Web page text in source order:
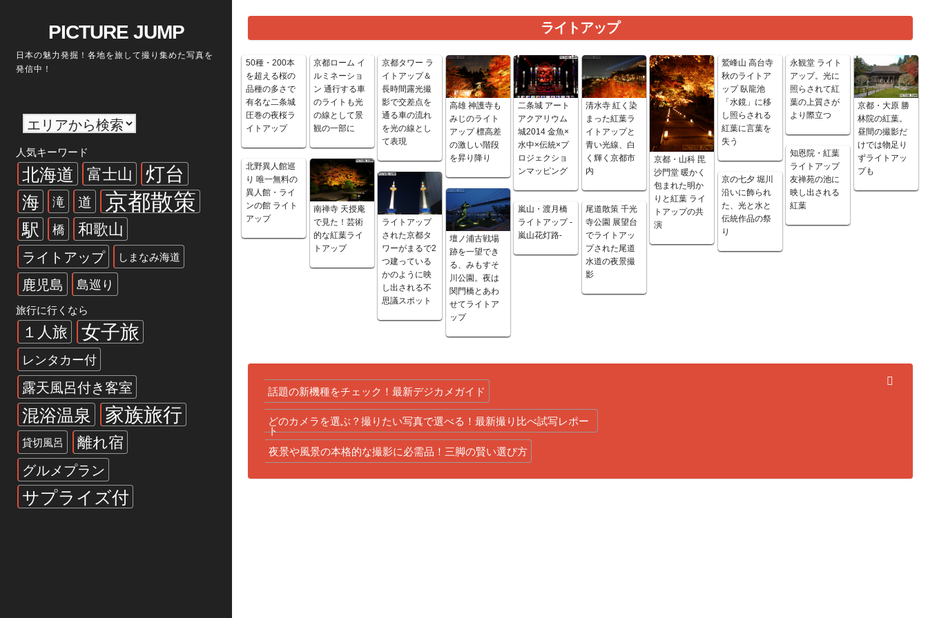
PICTURE JUMP
日本の魅力発掘！各地を旅して撮り集めた写真を
発信中！
人気キーワード
北海道 富士山 灯台
海 滝 道 京都散策
駅 橋 和歌山
ライトアップ しまなみ海道
鹿児島 島巡り
旅行に行くなら
１人旅 女子旅
レンタカー付
露天風呂付き客室
混浴温泉 家族旅行
貸切風呂 離れ宿
グルメプラン
サプライズ付
ライトアップ
50種・200本
を超える桜の
品種の多さで
有名な二条城
圧巻の夜桜ラ
イトアップ
京都ローム イ
ルミネーショ
ン 通行する車
のライトも光
の線として景
観の一部に
京都タワー ラ
イトアップ＆
長時間露光撮
影で交差点を
通る車の流れ
を光の線とし
て表現
高雄 神護寺も
みじのライト
アップ 標高差
の激しい階段
を昇り降り
二条城 アート
アクアリウム
城2014 金魚×
水中×伝統×プ
ロジェクショ
ンマッピング
清水寺 紅く染
まった紅葉ラ
イトアップと
青い光線、白
く輝く京都市
内
京都・山科 毘
沙門堂 暖かく
包まれた明か
りと紅葉 ライ
トアップの共
演
鷲峰山 高台寺
秋のライトア
ップ 臥龍池
「水鏡」に移
し照らされる
紅葉に言葉を
失う
永観堂 ライト
アップ。光に
照らされて紅
葉の上質さが
より際立つ
京都・大原 勝
林院の紅葉。
昼間の撮影だ
けでは物足り
ずライトアッ
プも
知恩院・紅葉
ライトアップ
友禅苑の池に
映し出される
紅葉
北野異人館巡
り 唯一無料の
異人館・ライ
ンの館 ライト
アップ
南禅寺 天授庵
で見た！芸術
的な紅葉ライ
トアップ
ライトアップ
された京都タ
ワーがまるで2
つ建っている
かのように映
し出される不
思議スポット
京の七夕 堀川
沿いに飾られ
た、光と水と
伝統作品の祭
り
壇ノ浦古戦場
跡を一望でき
る、みもすそ
川公園。夜は
関門橋とあわ
せてライトア
ップ
嵐山・渡月橋
ライトアップ -
嵐山花灯路-
尾道散策 千光
寺公園 展望台
でライトアッ
プされた尾道
水道の夜景撮
影
話題の新機種をチェック！最新デジカメガイド
どのカメラを選ぶ？撮りたい写真で選べる！最新撮り比べ試写レポー
ト
夜景や風景の本格的な撮影に必需品！三脚の賢い選び方